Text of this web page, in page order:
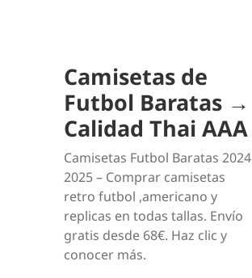
Camisetas de
Futbol Baratas →
Calidad Thai AAA
Camisetas Futbol Baratas 2024
2025 – Comprar camisetas
retro futbol ,americano y
replicas en todas tallas. Envío
gratis desde 68€. Haz clic y
conocer más.